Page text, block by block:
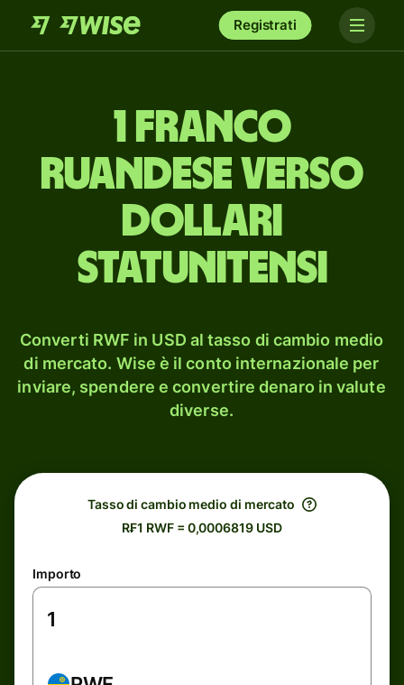
Registrati
1 franco
ruandese verso
dollari
statunitensi
Converti RWF in USD al tasso di cambio medio
di mercato. Wise è il conto internazionale per
inviare, spendere e convertire denaro in valute
diverse.
Tasso di cambio medio di mercato
R₣1 RWF = 0,0006819 USD
Importo